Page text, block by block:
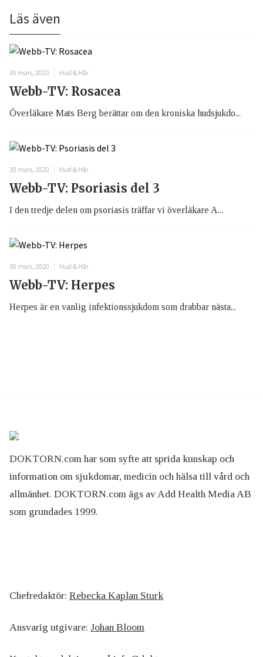
Läs även
30 mars, 2020 Hud & Hår
Webb-TV: Rosacea
Överläkare Mats Berg berättar om den kroniska hudsjukdo...
30 mars, 2020 Hud & Hår
Webb-TV: Psoriasis del 3
I den tredje delen om psoriasis träffar vi överläkare A...
30 mars, 2020 Hud & Hår
Webb-TV: Herpes
Herpes är en vanlig infektionssjukdom som drabbar nästa...
DOKTORN.com har som syfte att sprida kunskap och
information om sjukdomar, medicin och hälsa till vård och
allmänhet. DOKTORN.com ägs av Add Health Media AB
som grundades 1999.
Chefredaktör: Rebecka Kaplan Sturk
Ansvarig utgivare: Johan Bloom